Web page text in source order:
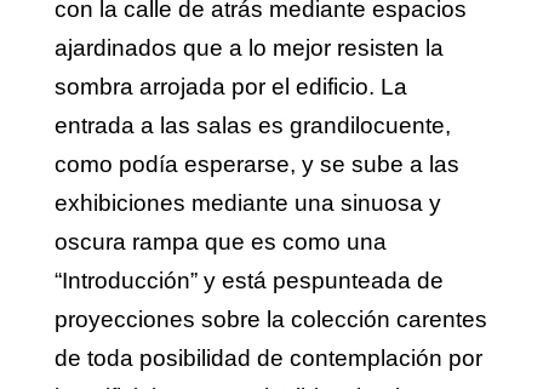
con la calle de atrás mediante espacios
ajardinados que a lo mejor resisten la
sombra arrojada por el edificio. La
entrada a las salas es grandilocuente,
como podía esperarse, y se sube a las
exhibiciones mediante una sinuosa y
oscura rampa que es como una
“Introducción” y está pespunteada de
proyecciones sobre la colección carentes
de toda posibilidad de contemplación por